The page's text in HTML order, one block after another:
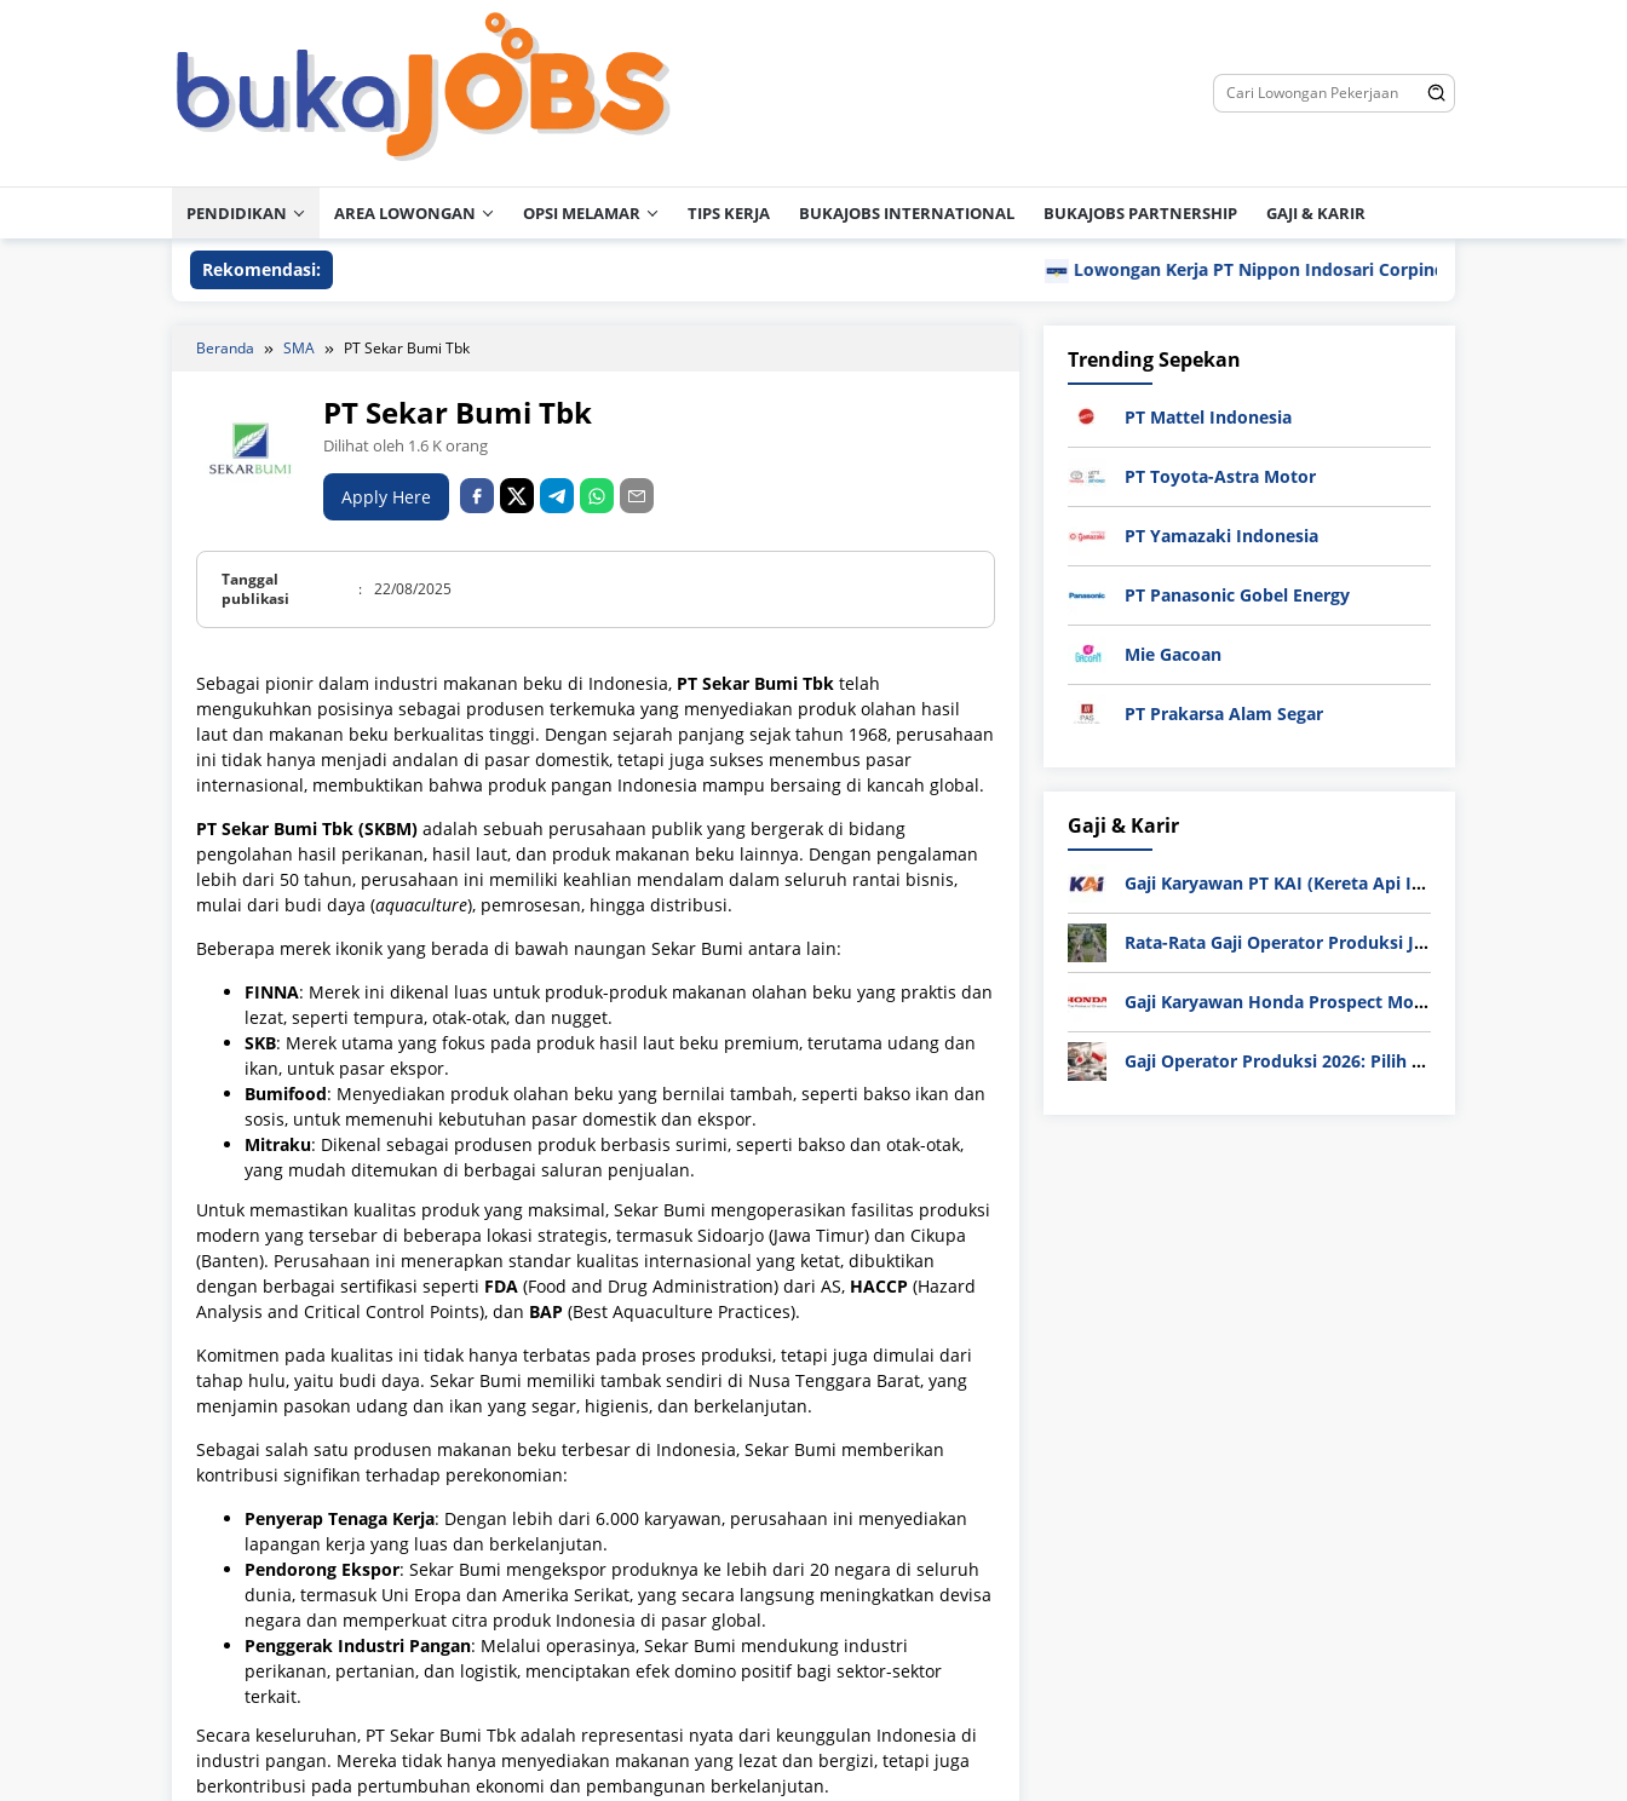
PENDIDIKAN AREA LOWONGAN OPSI MELAMAR TIPS KERJA BUKAJOBS INTERNATIONAL BUKAJOBS PARTNERSHIP GAJI & KARIR
Rekomendasi: Lowongan Kerja PT Nippon Indosari Corpindo Tbk. Bulan Agustus 2026
Beranda SMA PT Sekar Bumi Tbk
PT Sekar Bumi Tbk
Dilihat oleh 1.6 K orang
Apply Here
Tanggal
publikasi
: 22/08/2025
Sebagai pionir dalam industri makanan beku di Indonesia, PT Sekar Bumi Tbk telah
mengukuhkan posisinya sebagai produsen terkemuka yang menyediakan produk olahan hasil
laut dan makanan beku berkualitas tinggi. Dengan sejarah panjang sejak tahun 1968, perusahaan
ini tidak hanya menjadi andalan di pasar domestik, tetapi juga sukses menembus pasar
internasional, membuktikan bahwa produk pangan Indonesia mampu bersaing di kancah global.
PT Sekar Bumi Tbk (SKBM) adalah sebuah perusahaan publik yang bergerak di bidang
pengolahan hasil perikanan, hasil laut, dan produk makanan beku lainnya. Dengan pengalaman
lebih dari 50 tahun, perusahaan ini memiliki keahlian mendalam dalam seluruh rantai bisnis,
mulai dari budi daya (aquaculture), pemrosesan, hingga distribusi.
Beberapa merek ikonik yang berada di bawah naungan Sekar Bumi antara lain:
FINNA: Merek ini dikenal luas untuk produk-produk makanan olahan beku yang praktis dan
lezat, seperti tempura, otak-otak, dan nugget.
SKB: Merek utama yang fokus pada produk hasil laut beku premium, terutama udang dan
ikan, untuk pasar ekspor.
Bumifood: Menyediakan produk olahan beku yang bernilai tambah, seperti bakso ikan dan
sosis, untuk memenuhi kebutuhan pasar domestik dan ekspor.
Mitraku: Dikenal sebagai produsen produk berbasis surimi, seperti bakso dan otak-otak,
yang mudah ditemukan di berbagai saluran penjualan.
Untuk memastikan kualitas produk yang maksimal, Sekar Bumi mengoperasikan fasilitas produksi
modern yang tersebar di beberapa lokasi strategis, termasuk Sidoarjo (Jawa Timur) dan Cikupa
(Banten). Perusahaan ini menerapkan standar kualitas internasional yang ketat, dibuktikan
dengan berbagai sertifikasi seperti FDA (Food and Drug Administration) dari AS, HACCP (Hazard
Analysis and Critical Control Points), dan BAP (Best Aquaculture Practices).
Komitmen pada kualitas ini tidak hanya terbatas pada proses produksi, tetapi juga dimulai dari
tahap hulu, yaitu budi daya. Sekar Bumi memiliki tambak sendiri di Nusa Tenggara Barat, yang
menjamin pasokan udang dan ikan yang segar, higienis, dan berkelanjutan.
Sebagai salah satu produsen makanan beku terbesar di Indonesia, Sekar Bumi memberikan
kontribusi signifikan terhadap perekonomian:
Penyerap Tenaga Kerja: Dengan lebih dari 6.000 karyawan, perusahaan ini menyediakan
lapangan kerja yang luas dan berkelanjutan.
Pendorong Ekspor: Sekar Bumi mengekspor produknya ke lebih dari 20 negara di seluruh
dunia, termasuk Uni Eropa dan Amerika Serikat, yang secara langsung meningkatkan devisa
negara dan memperkuat citra produk Indonesia di pasar global.
Penggerak Industri Pangan: Melalui operasinya, Sekar Bumi mendukung industri
perikanan, pertanian, dan logistik, menciptakan efek domino positif bagi sektor-sektor
terkait.
Secara keseluruhan, PT Sekar Bumi Tbk adalah representasi nyata dari keunggulan Indonesia di
industri pangan. Mereka tidak hanya menyediakan makanan yang lezat dan bergizi, tetapi juga
berkontribusi pada pertumbuhan ekonomi dan pembangunan berkelanjutan.
Trending Sepekan
PT Mattel Indonesia
PT Toyota-Astra Motor
PT Yamazaki Indonesia
PT Panasonic Gobel Energy
Mie Gacoan
PT Prakarsa Alam Segar
Gaji & Karir
Gaji Karyawan PT KAI (Kereta Api Indonesia) Update 2025
Rata-Rata Gaji Operator Produksi Jabodetabek 2025: Bedah Tuntas UMK, Lemburan, dan Realita Hidup Buruh
Gaji Karyawan Honda Prospect Motor Semua Divisi
Gaji Operator Produksi 2026: Pilih PT Astra Honda Motor (AHM) atau Manufaktur di Jepang?